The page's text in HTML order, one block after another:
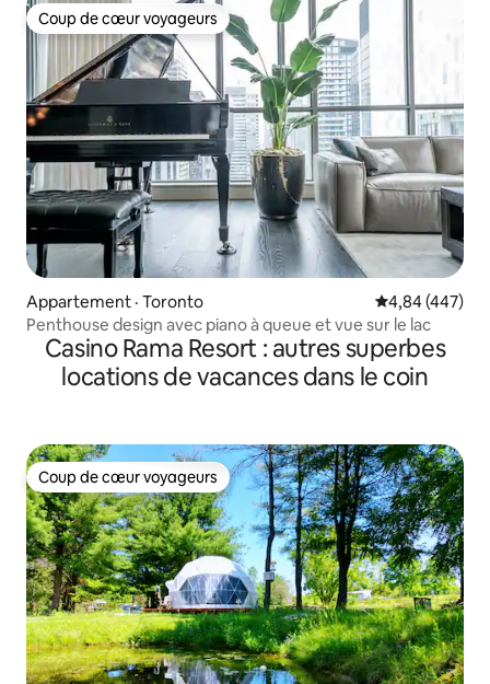
Coup de cœur voyageurs
Coup de cœur voyageurs
Appartement · Toronto Note
4,84 (447)
Penthouse design avec piano à queue et vue sur le lac
Casino Rama Resort : autres superbes
locations de vacances dans le coin
Coup de cœur voyageurs
Coup de cœur voyageurs